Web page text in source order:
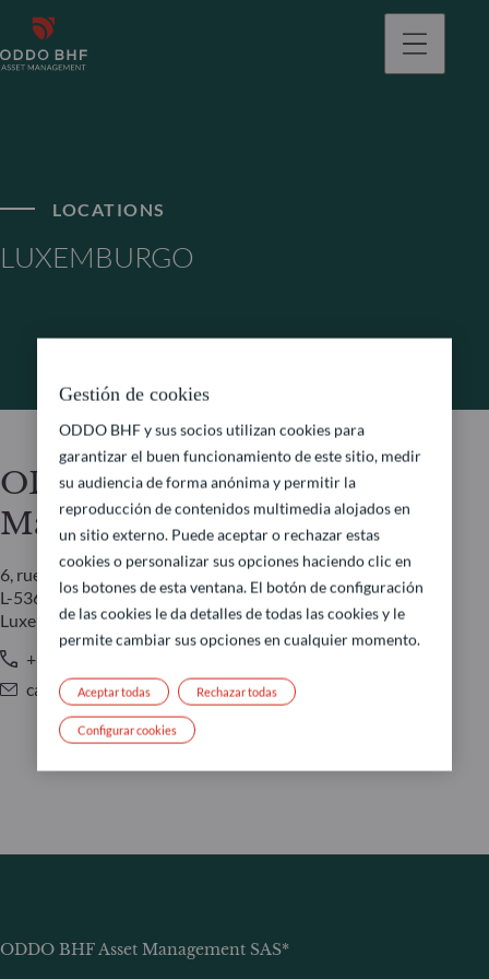
LOCATIONS
LUXEMBURGO
ODDO BHF Asset
Management LUX
6, rue Gabriel Lippmann
L-5365 Munsbach
Luxemburgo
+352 45 76 76 245
caroline.durquety@oddo-bhf.com
ODDO BHF Asset Management SAS*
Gestión de cookies
ODDO BHF y sus socios utilizan cookies para
garantizar el buen funcionamiento de este sitio, medir
su audiencia de forma anónima y permitir la
reproducción de contenidos multimedia alojados en
un sitio externo. Puede aceptar o rechazar estas
cookies o personalizar sus opciones haciendo clic en
los botones de esta ventana. El botón de configuración
de las cookies le da detalles de todas las cookies y le
permite cambiar sus opciones en cualquier momento.
Rechazar todas
Aceptar todas
Configurar cookies